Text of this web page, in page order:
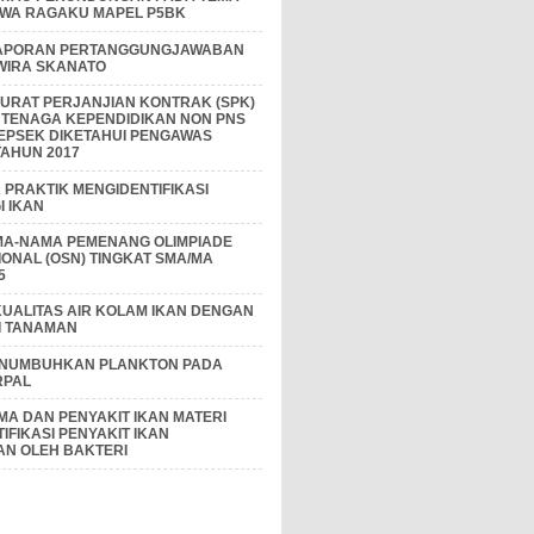
RAGAKU MAPEL P5BK
PERTANGGUNGJAWABAN
SKANATO
PERJANJIAN KONTRAK (SPK)
KEPENDIDIKAN NON PNS
DIKETAHUI PENGAWAS
2017
PRAKTIK MENGIDENTIFIKASI
IKAN
NAMA PEMENANG OLIMPIADE
(OSN) TINGKAT SMA/MA
AIR KOLAM IKAN DENGAN
TANAMAN
PLANKTON PADA
DAN PENYAKIT IKAN MATERI
PENYAKIT IKAN
OLEH BAKTERI